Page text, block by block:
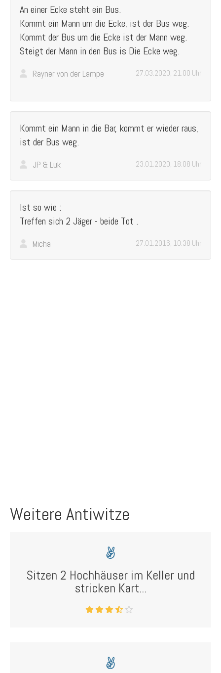
An einer Ecke steht ein Bus.
Kommt ein Mann um die Ecke, ist der Bus weg.
Kommt der Bus um die Ecke ist der Mann weg.
Steigt der Mann in den Bus is Die Ecke weg.
Rayner von der Lampe 27.03.2020, 21:00 Uhr
Kommt ein Mann in die Bar, kommt er wieder raus,
ist der Bus weg.
JP & Luk 23.01.2020, 18:08 Uhr
Ist so wie :
Treffen sich 2 Jäger - beide Tot .
Micha 27.01.2016, 10:38 Uhr
Weitere Antiwitze
Sitzen 2 Hochhäuser im Keller und
stricken Kart...